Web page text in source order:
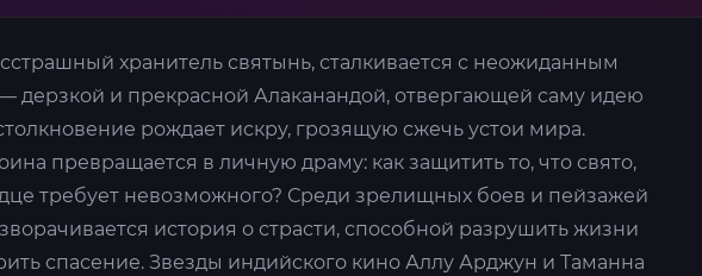
хранитель святынь, сталкивается с неожиданным
дерзкой и прекрасной Алаканандой, отвергающей саму идею
рождает искру, грозящую сжечь устои мира.
превращается в личную драму: как защитить то, что свято,
требует невозможного? Среди зрелищных боев и пейзажей
история о страсти, способной разрушить жизни
спасение. Звезды индийского кино Аллу Арджун и Таманна